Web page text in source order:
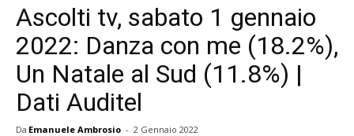
Ascolti tv, sabato 1 gennaio
2022: Danza con me (18.2%),
Un Natale al Sud (11.8%) |
Dati Auditel
Da Emanuele Ambrosio - 2 Gennaio 2022